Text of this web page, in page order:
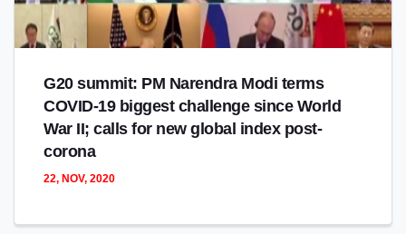
G20 summit: PM Narendra Modi terms
COVID-19 biggest challenge since World
War II; calls for new global index post-
corona
22, NOV, 2020